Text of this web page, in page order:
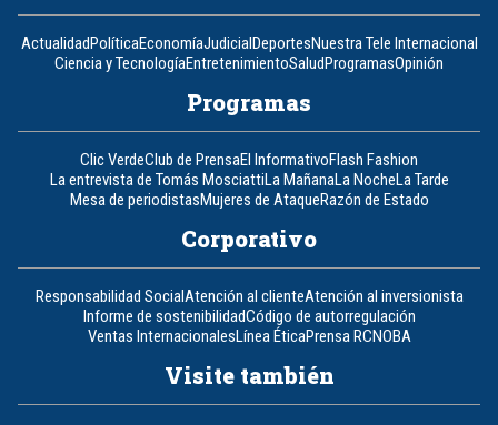
ActualidadPolíticaEconomíaJudicialDeportesNuestra Tele Internacional
Ciencia y TecnologíaEntretenimientoSaludProgramasOpinión
Programas
Clic VerdeClub de PrensaEl InformativoFlash Fashion
La entrevista de Tomás MosciattiLa MañanaLa NocheLa Tarde
Mesa de periodistasMujeres de AtaqueRazón de Estado
Corporativo
Responsabilidad SocialAtención al clienteAtención al inversionista
Informe de sostenibilidadCódigo de autorregulación
Ventas InternacionalesLínea ÉticaPrensa RCNOBA
Visite también